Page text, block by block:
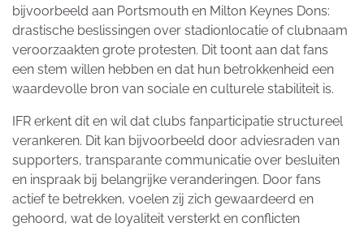
bijvoorbeeld aan Portsmouth en Milton Keynes Dons:
drastische beslissingen over stadionlocatie of clubnaam
veroorzaakten grote protesten. Dit toont aan dat fans
een stem willen hebben en dat hun betrokkenheid een
waardevolle bron van sociale en culturele stabiliteit is.
IFR erkent dit en wil dat clubs fanparticipatie structureel
verankeren. Dit kan bijvoorbeeld door adviesraden van
supporters, transparante communicatie over besluiten
en inspraak bij belangrijke veranderingen. Door fans
actief te betrekken, voelen zij zich gewaardeerd en
gehoord, wat de loyaliteit versterkt en conflicten